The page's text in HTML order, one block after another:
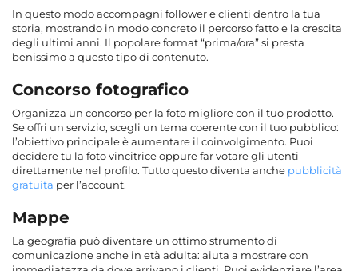
In questo modo accompagni follower e clienti dentro la tua
storia, mostrando in modo concreto il percorso fatto e la crescita
degli ultimi anni. Il popolare format “prima/ora” si presta
benissimo a questo tipo di contenuto.
Concorso fotografico
Organizza un concorso per la foto migliore con il tuo prodotto.
Se offri un servizio, scegli un tema coerente con il tuo pubblico:
l’obiettivo principale è aumentare il coinvolgimento. Puoi
decidere tu la foto vincitrice oppure far votare gli utenti
direttamente nel profilo. Tutto questo diventa anche pubblicità
gratuita per l’account.
Mappe
La geografia può diventare un ottimo strumento di
comunicazione anche in età adulta: aiuta a mostrare con